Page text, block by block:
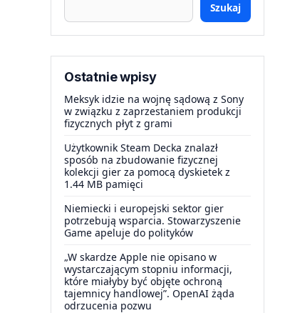
Szukaj
Ostatnie wpisy
Meksyk idzie na wojnę sądową z Sony
w związku z zaprzestaniem produkcji
fizycznych płyt z grami
Użytkownik Steam Decka znalazł
sposób na zbudowanie fizycznej
kolekcji gier za pomocą dyskietek z
1.44 MB pamięci
Niemiecki i europejski sektor gier
potrzebują wsparcia. Stowarzyszenie
Game apeluje do polityków
„W skardze Apple nie opisano w
wystarczającym stopniu informacji,
które miałyby być objęte ochroną
tajemnicy handlowej”. OpenAI żąda
odrzucenia pozwu